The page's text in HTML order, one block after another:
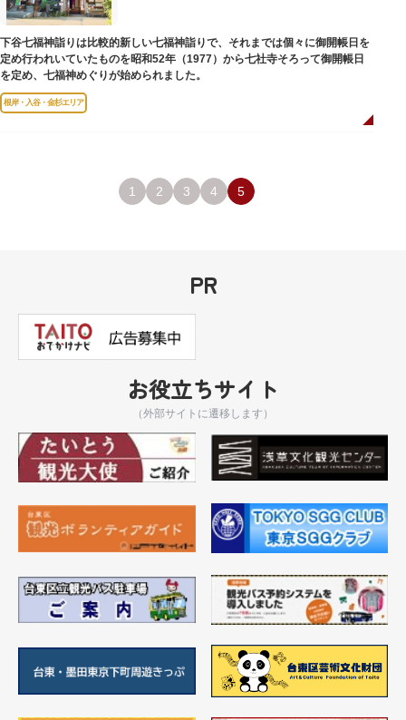
下谷七福神詣りは比較的新しい七福神詣りで、それまでは個々に御開帳日を
定め行われいていたものを昭和52年（1977）から七社寺そろって御開帳日
を定め、七福神めぐりが始められました。
根岸・入谷・金杉エリア
1 2 3 4 5
PR
お役立ちサイト
（外部サイトに遷移します）